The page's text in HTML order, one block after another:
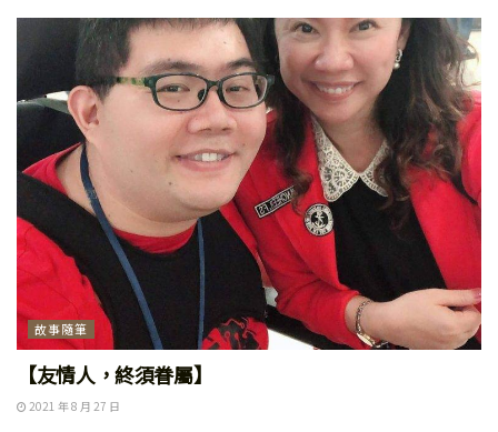
故事隨筆
【友情人，終須眷屬】
2021 年 8 月 27 日